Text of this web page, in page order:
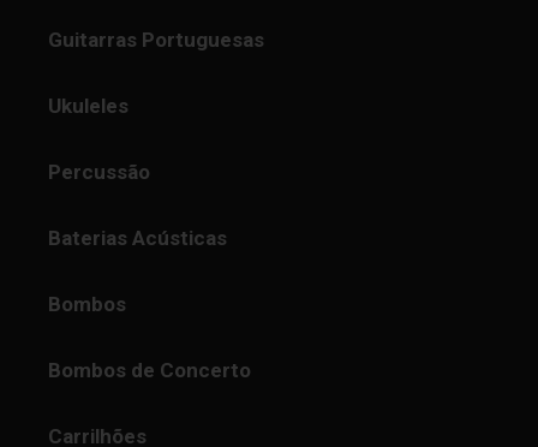
Guitarras Portuguesas
Ukuleles
Percussão
Baterias Acústicas
Bombos
Bombos de Concerto
Carrilhões